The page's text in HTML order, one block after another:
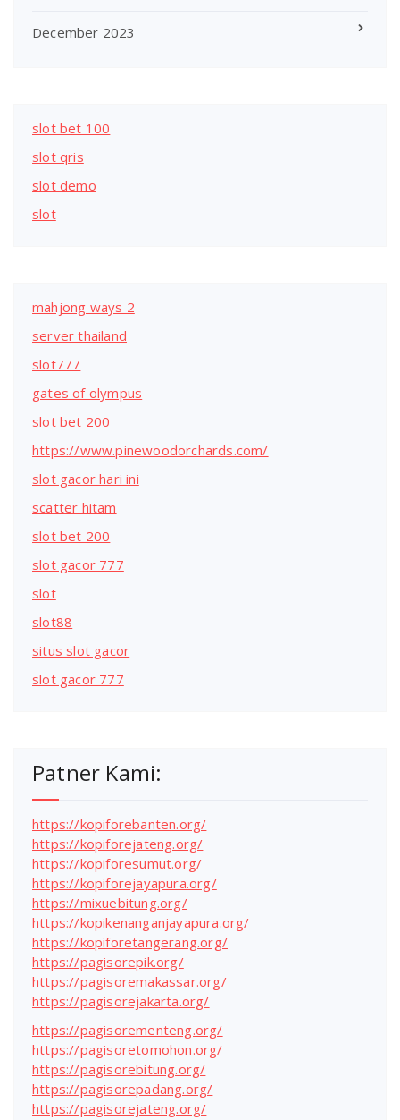
December 2023
slot bet 100
slot qris
slot demo
slot
mahjong ways 2
server thailand
slot777
gates of olympus
slot bet 200
https://www.pinewoodorchards.com/
slot gacor hari ini
scatter hitam
slot bet 200
slot gacor 777
slot
slot88
situs slot gacor
slot gacor 777
Patner Kami:
https://kopiforebanten.org/
https://kopiforejateng.org/
https://kopiforesumut.org/
https://kopiforejayapura.org/
https://mixuebitung.org/
https://kopikenanganjayapura.org/
https://kopiforetangerang.org/
https://pagisorepik.org/
https://pagisoremakassar.org/
https://pagisorejakarta.org/
https://pagisorementeng.org/
https://pagisoretomohon.org/
https://pagisorebitung.org/
https://pagisorepadang.org/
https://pagisorejateng.org/